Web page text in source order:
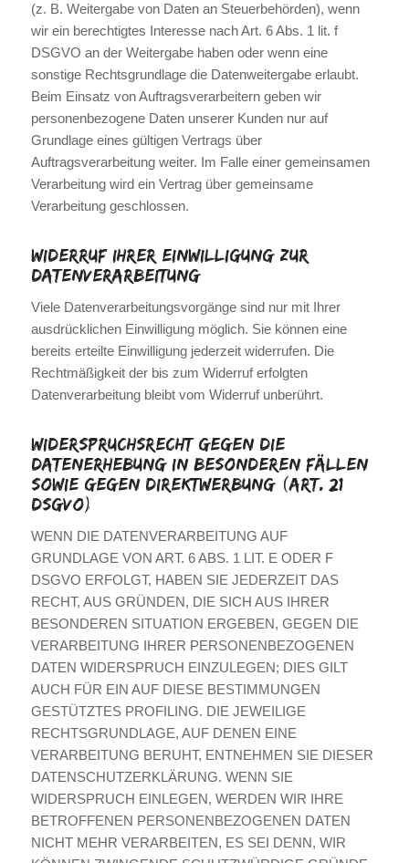
(z. B. Weitergabe von Daten an Steuerbehörden), wenn
wir ein berechtigtes Interesse nach Art. 6 Abs. 1 lit. f
DSGVO an der Weitergabe haben oder wenn eine
sonstige Rechtsgrundlage die Datenweitergabe erlaubt.
Beim Einsatz von Auftragsverarbeitern geben wir
personenbezogene Daten unserer Kunden nur auf
Grundlage eines gültigen Vertrags über
Auftragsverarbeitung weiter. Im Falle einer gemeinsamen
Verarbeitung wird ein Vertrag über gemeinsame
Verarbeitung geschlossen.
Widerruf Ihrer Einwilligung zur
Datenverarbeitung
Viele Datenverarbeitungsvorgänge sind nur mit Ihrer
ausdrücklichen Einwilligung möglich. Sie können eine
bereits erteilte Einwilligung jederzeit widerrufen. Die
Rechtmäßigkeit der bis zum Widerruf erfolgten
Datenverarbeitung bleibt vom Widerruf unberührt.
Widerspruchsrecht gegen die
Datenerhebung in besonderen Fällen
sowie gegen Direktwerbung (Art. 21
DSGVO)
WENN DIE DATENVERARBEITUNG AUF
GRUNDLAGE VON ART. 6 ABS. 1 LIT. E ODER F
DSGVO ERFOLGT, HABEN SIE JEDERZEIT DAS
RECHT, AUS GRÜNDEN, DIE SICH AUS IHRER
BESONDEREN SITUATION ERGEBEN, GEGEN DIE
VERARBEITUNG IHRER PERSONENBEZOGENEN
DATEN WIDERSPRUCH EINZULEGEN; DIES GILT
AUCH FÜR EIN AUF DIESE BESTIMMUNGEN
GESTÜTZTES PROFILING. DIE JEWEILIGE
RECHTSGRUNDLAGE, AUF DENEN EINE
VERARBEITUNG BERUHT, ENTNEHMEN SIE DIESER
DATENSCHUTZERKLÄRUNG. WENN SIE
WIDERSPRUCH EINLEGEN, WERDEN WIR IHRE
BETROFFENEN PERSONENBEZOGENEN DATEN
NICHT MEHR VERARBEITEN, ES SEI DENN, WIR